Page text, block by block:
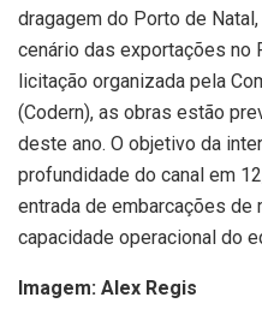
dragagem do Porto de
cenário das exportações no
licitação organizada pela
(Codern), as obras estão
deste ano. O objetivo da
profundidade do canal em
entrada de embarcações de
capacidade operacional do
Imagem: Alex Regis